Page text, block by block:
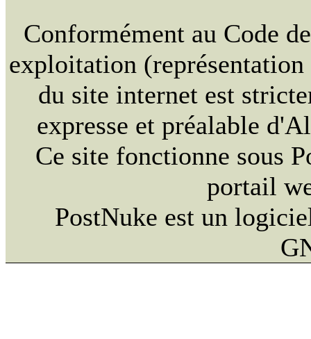
Conformément au Code
exploitation
du site internet est
expresse et préalable
Ce site fonctionne sous
portail
PostNuke est un